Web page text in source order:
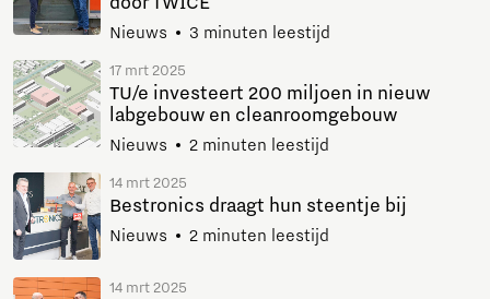
Nieuws 3 minuten leestijd
17 mrt 2025
TU/e investeert 200 miljoen in nieuw
labgebouw en cleanroomgebouw
Nieuws 2 minuten leestijd
14 mrt 2025
Bestronics draagt hun steentje bij
Nieuws 2 minuten leestijd
14 mrt 2025